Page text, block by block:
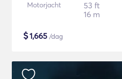
Motorjacht
53 ft
16 m
$1,665 /dag